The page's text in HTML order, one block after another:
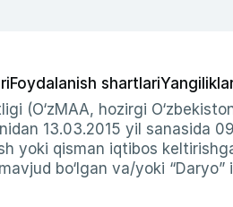
Foydalanish shartlari
(O‘zMAA, hozirgi
13.03.2015 yil sanasida
yoki qisman iqtibos
bo‘lgan va/yoki